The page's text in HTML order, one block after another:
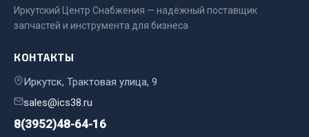
Запчасти Урал
Двигатель
Система питания
Система выпуска газа
Система охлаждения
Иркутский Центр Снабжения — надёжный поставщик
запчастей и инструмента для бизнеса
КОНТАКТЫ
Иркутск, Трактовая улица, 9
sales@ics38.ru
8(3952)48-64-16